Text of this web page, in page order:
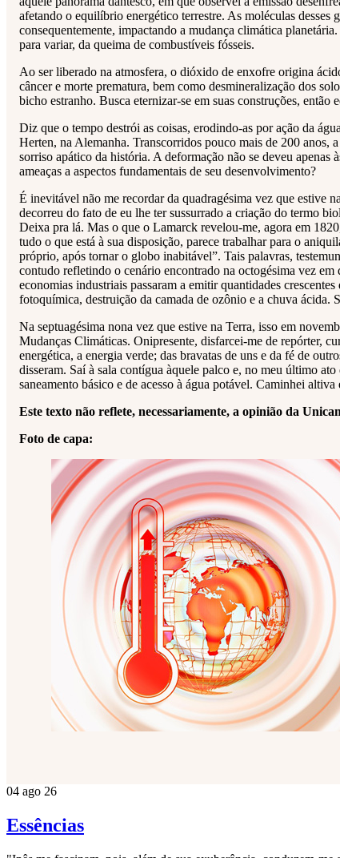
afetando o equilíbrio energético terrestre. As moléculas desses
consequentemente, impactando a mudança climática
para variar, da queima de combustíveis fósseis.
Ao ser liberado na atmosfera, o dióxido de enxofre origina
câncer e morte prematura, bem como desmineralização dos
bicho estranho. Busca eternizar-se em suas construções,
Diz que o tempo destrói as coisas, erodindo-as por ação da
Herten, na Alemanha. Transcorridos pouco mais de 200 anos,
sorriso apático da história. A deformação não se deveu apenas
ameaças a aspectos fundamentais de seu desenvolvimento?
É inevitável não me recordar da quadragésima vez que estive
decorreu do fato de eu lhe ter sussurrado a criação do termo
Deixa pra lá. Mas o que o Lamarck revelou-me, agora em
tudo o que está à sua disposição, parece trabalhar para o
próprio, após tornar o globo inabitável”. Tais palavras,
contudo refletindo o cenário encontrado na octogésima vez
economias industriais passaram a emitir quantidades
fotoquímica, destruição da camada de ozônio e a chuva ácida.
Na septuagésima nona vez que estive na Terra, isso em
Mudanças Climáticas. Onipresente, disfarcei-me de repórter,
energética, a energia verde; das bravatas de uns e da fé de
disseram. Saí à sala contígua àquele palco e, no meu último
saneamento básico e de acesso à água potável. Caminhei
Este texto não reflete, necessariamente, a opinião da
Foto de capa:
04 ago 26
Essências